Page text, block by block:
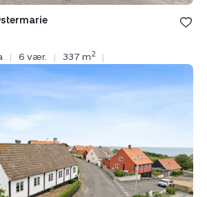
| 6 vær. | 337 m2 |